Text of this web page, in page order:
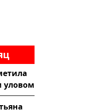
уловом